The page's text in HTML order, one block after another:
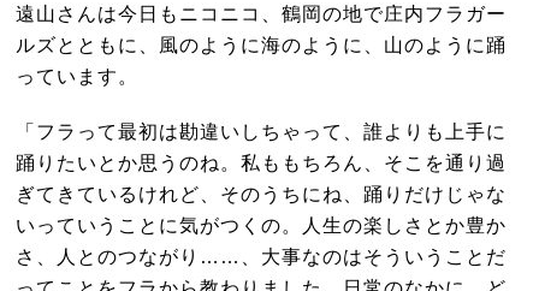
遠山さんは今日もニコニコ、鶴岡の地で庄内フラガー
ルズとともに、風のように海のように、山のように踊
っています。
「フラって最初は勘違いしちゃって、誰よりも上手に
踊りたいとか思うのね。私ももちろん、そこを通り過
ぎてきているけれど、そのうちにね、踊りだけじゃな
いっていうことに気がつくの。人生の楽しさとか豊か
さ、人とのつながり……、大事なのはそういうことだ